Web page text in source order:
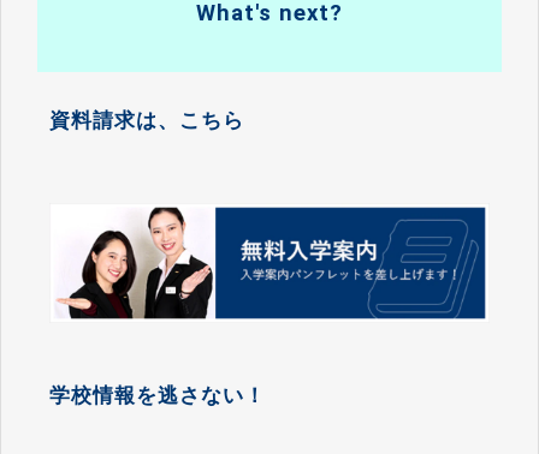
What's next?
資料請求は、こちら
学校情報を逃さない！